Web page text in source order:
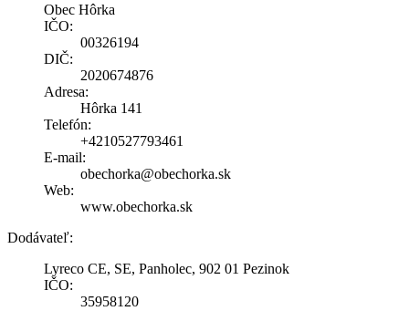
Obec Hôrka
IČO:
00326194
DIČ:
2020674876
Adresa:
Hôrka 141
Telefón:
+4210527793461
E-mail:
obechorka@obechorka.sk
Web:
www.obechorka.sk
Dodávateľ:
Lyreco CE, SE, Panholec, 902 01 Pezinok
IČO:
35958120